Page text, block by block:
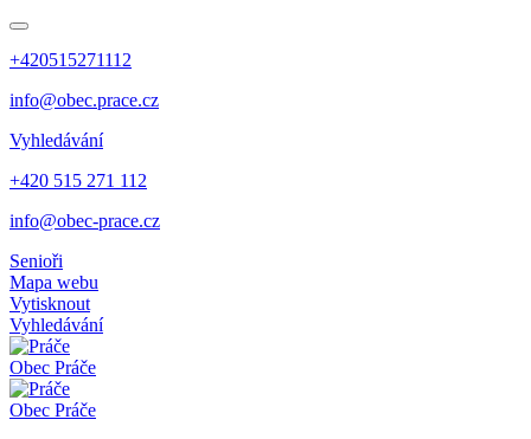
+420515271112
info@obec.prace.cz
Vyhledávání
+420 515 271 112
info@obec-prace.cz
Senioři
Mapa webu
Vytisknout
Vyhledávání
Obec Práče
Obec Práče